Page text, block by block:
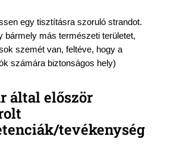
egy tisztításra szoruló strandot.
bármely más természeti területet,
szemét van, feltéve, hogy a
számára biztonságos hely)
által először
tevékenység